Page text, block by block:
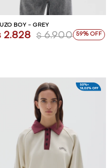
BOY - GREY
2.828 $ 6.900 59